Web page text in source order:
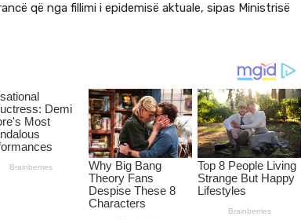
që nga fillimi i epidemisë aktuale, sipas Ministrisë